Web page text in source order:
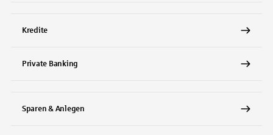
Kredite
Private Banking
Sparen & Anlegen